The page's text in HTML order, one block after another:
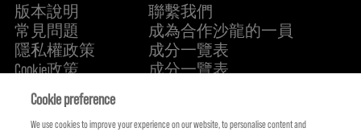
版本說明
常見問題
隱私權政策
Cookie政策
關於我們
聯繫我們
成為合作沙龍的一員
成分一覽表
成分一覽表
Cookie preference
We use cookies to improve your experience on our website, to personalise content and